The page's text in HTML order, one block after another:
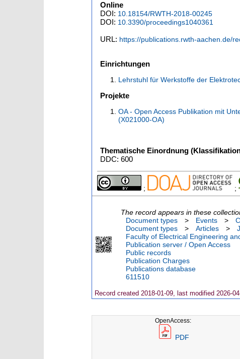
Online
DOI: 10.18154/RWTH-2018-00245
DOI: 10.3390/proceedings1040361
URL: https://publications.rwth-aachen.de/
Einrichtungen
Lehrstuhl für Werkstoffe der
Projekte
OA - Open Access Publikation mit
(X021000-OA)
Thematische Einordnung
DDC: 600
; ;
The record appears in these
Document types
> Events >
Document types
> Articles >
Faculty of Electrical Engineering
Publication server / Open Access
Public records
Publication Charges
Publications database
611510
Record created 2018-01-09, last modified 2026-
OpenAccess:
PDF